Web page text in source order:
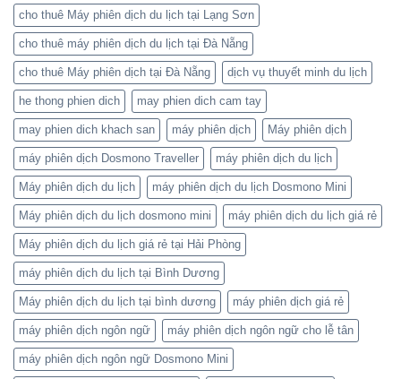
cho thuê Máy phiên dịch du lịch tại Lạng Sơn
cho thuê máy phiên dịch du lịch tại Đà Nẵng
cho thuê Máy phiên dịch tại Đà Nẵng dịch vụ thuyết minh du lịch
he thong phien dich may phien dich cam tay
may phien dich khach san máy phiên dịch Máy phiên dịch
máy phiên dịch Dosmono Traveller máy phiên dịch du lịch
Máy phiên dịch du lịch máy phiên dịch du lịch Dosmono Mini
Máy phiên dịch du lịch dosmono mini máy phiên dịch du lịch giá rẻ
Máy phiên dịch du lịch giá rẻ tại Hải Phòng
máy phiên dịch du lịch tại Bình Dương
Máy phiên dịch du lịch tại bình dương máy phiên dịch giá rẻ
máy phiên dịch ngôn ngữ máy phiên dịch ngôn ngữ cho lễ tân
máy phiên dịch ngôn ngữ Dosmono Mini